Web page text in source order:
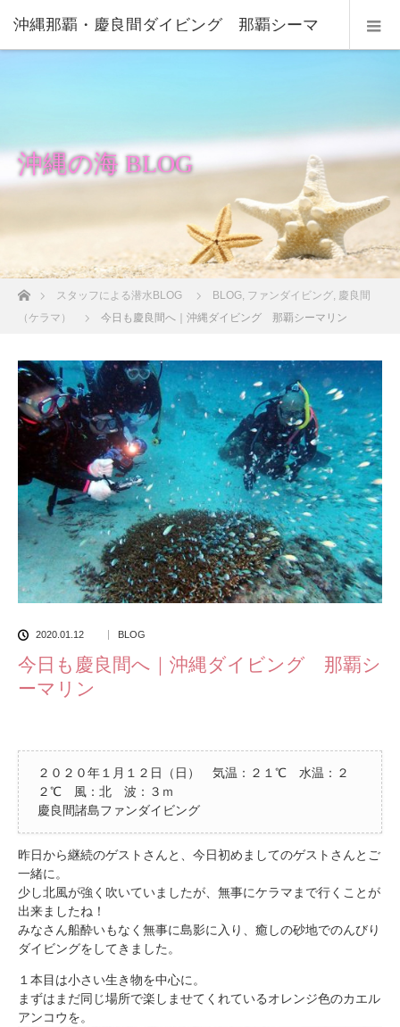
沖縄那覇・慶良間ダイビング 那覇シーマ
沖縄の海 BLOG
ホームスタッフによる潜水BLOG BLOG, ファンダイビング, 慶良間
（ケラマ）
今日も慶良間へ｜沖縄ダイビング 那覇シーマリン
2020.01.12 BLOG
今日も慶良間へ｜沖縄ダイビング 那覇シ
ーマリン
２０２０年１月１２日（日） 気温：２１℃ 水温：２
２℃ 風：北 波：３ｍ
慶良間諸島ファンダイビング
昨日から継続のゲストさんと、今日初めましてのゲストさんとご
一緒に。
少し北風が強く吹いていましたが、無事にケラマまで行くことが
出来ましたね！
みなさん船酔いもなく無事に島影に入り、癒しの砂地でのんびり
ダイビングをしてきました。
１本目は小さい生き物を中心に。
まずはまだ同じ場所で楽しませてくれているオレンジ色のカエル
アンコウを。